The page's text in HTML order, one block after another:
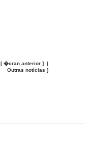
[ �cran anterior ] [
Outras notícias ]